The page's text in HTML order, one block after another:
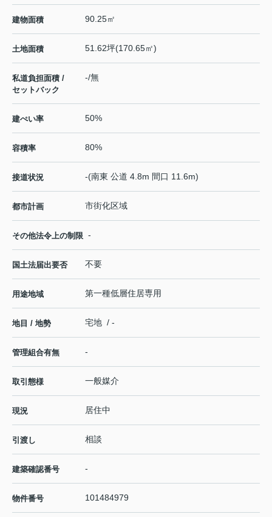
建物面積 90.25㎡
土地面積 51.62坪(170.65㎡)
私道負担面積 /
セットバック
-/無
建ぺい率 50%
容積率 80%
接道状況 -(南東 公道 4.8m 間口 11.6m)
都市計画 市街化区域
その他法令上の制限 -
国土法届出要否 不要
用途地域 第一種低層住居専用
地目 / 地勢 宅地 / -
管理組合有無 -
取引態様 一般媒介
現況 居住中
引渡し 相談
建築確認番号 -
物件番号 101484979